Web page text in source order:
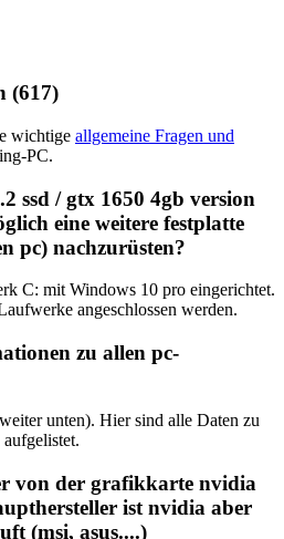
(617)
wichtige allgemeine Fragen und
PC.
ssd / gtx 1650 4gb version
eine weitere festplatte
pc) nachzurüsten?
C: mit Windows 10 pro eingerichtet.
angeschlossen werden.
zu allen pc-
unten). Hier sind alle Daten zu
von der grafikkarte nvidia
ist nvidia aber
(msi, asus....)